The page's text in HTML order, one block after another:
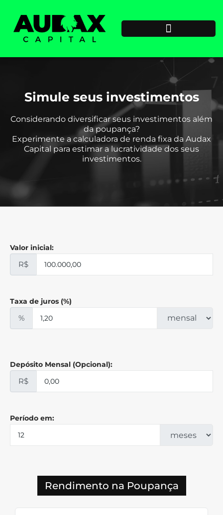
Simule seus investimentos
Considerando diversificar seus investimentos além
da poupança?
Experimente a calculadora de renda fixa da Audax
Capital para estimar a lucratividade dos seus
investimentos.
Valor inicial:
R$
Taxa de juros (%)
%
Depósito Mensal (Opcional):
R$
Período em:
Rendimento na Poupança